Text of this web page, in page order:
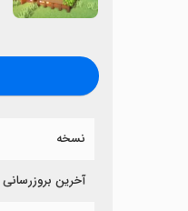
نسخه
آخرین بروزرسانی